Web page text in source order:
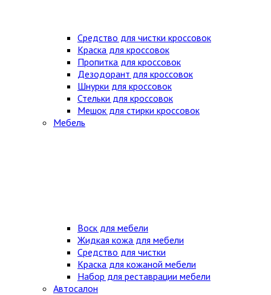
Средство для чистки кроссовок
Краска для кроссовок
Пропитка для кроссовок
Дезодорант для кроссовок
Шнурки для кроссовок
Стельки для кроссовок
Мешок для стирки кроссовок
Мебель
Воск для мебели
Жидкая кожа для мебели
Средство для чистки
Краска для кожаной мебели
Набор для реставрации мебели
Автосалон